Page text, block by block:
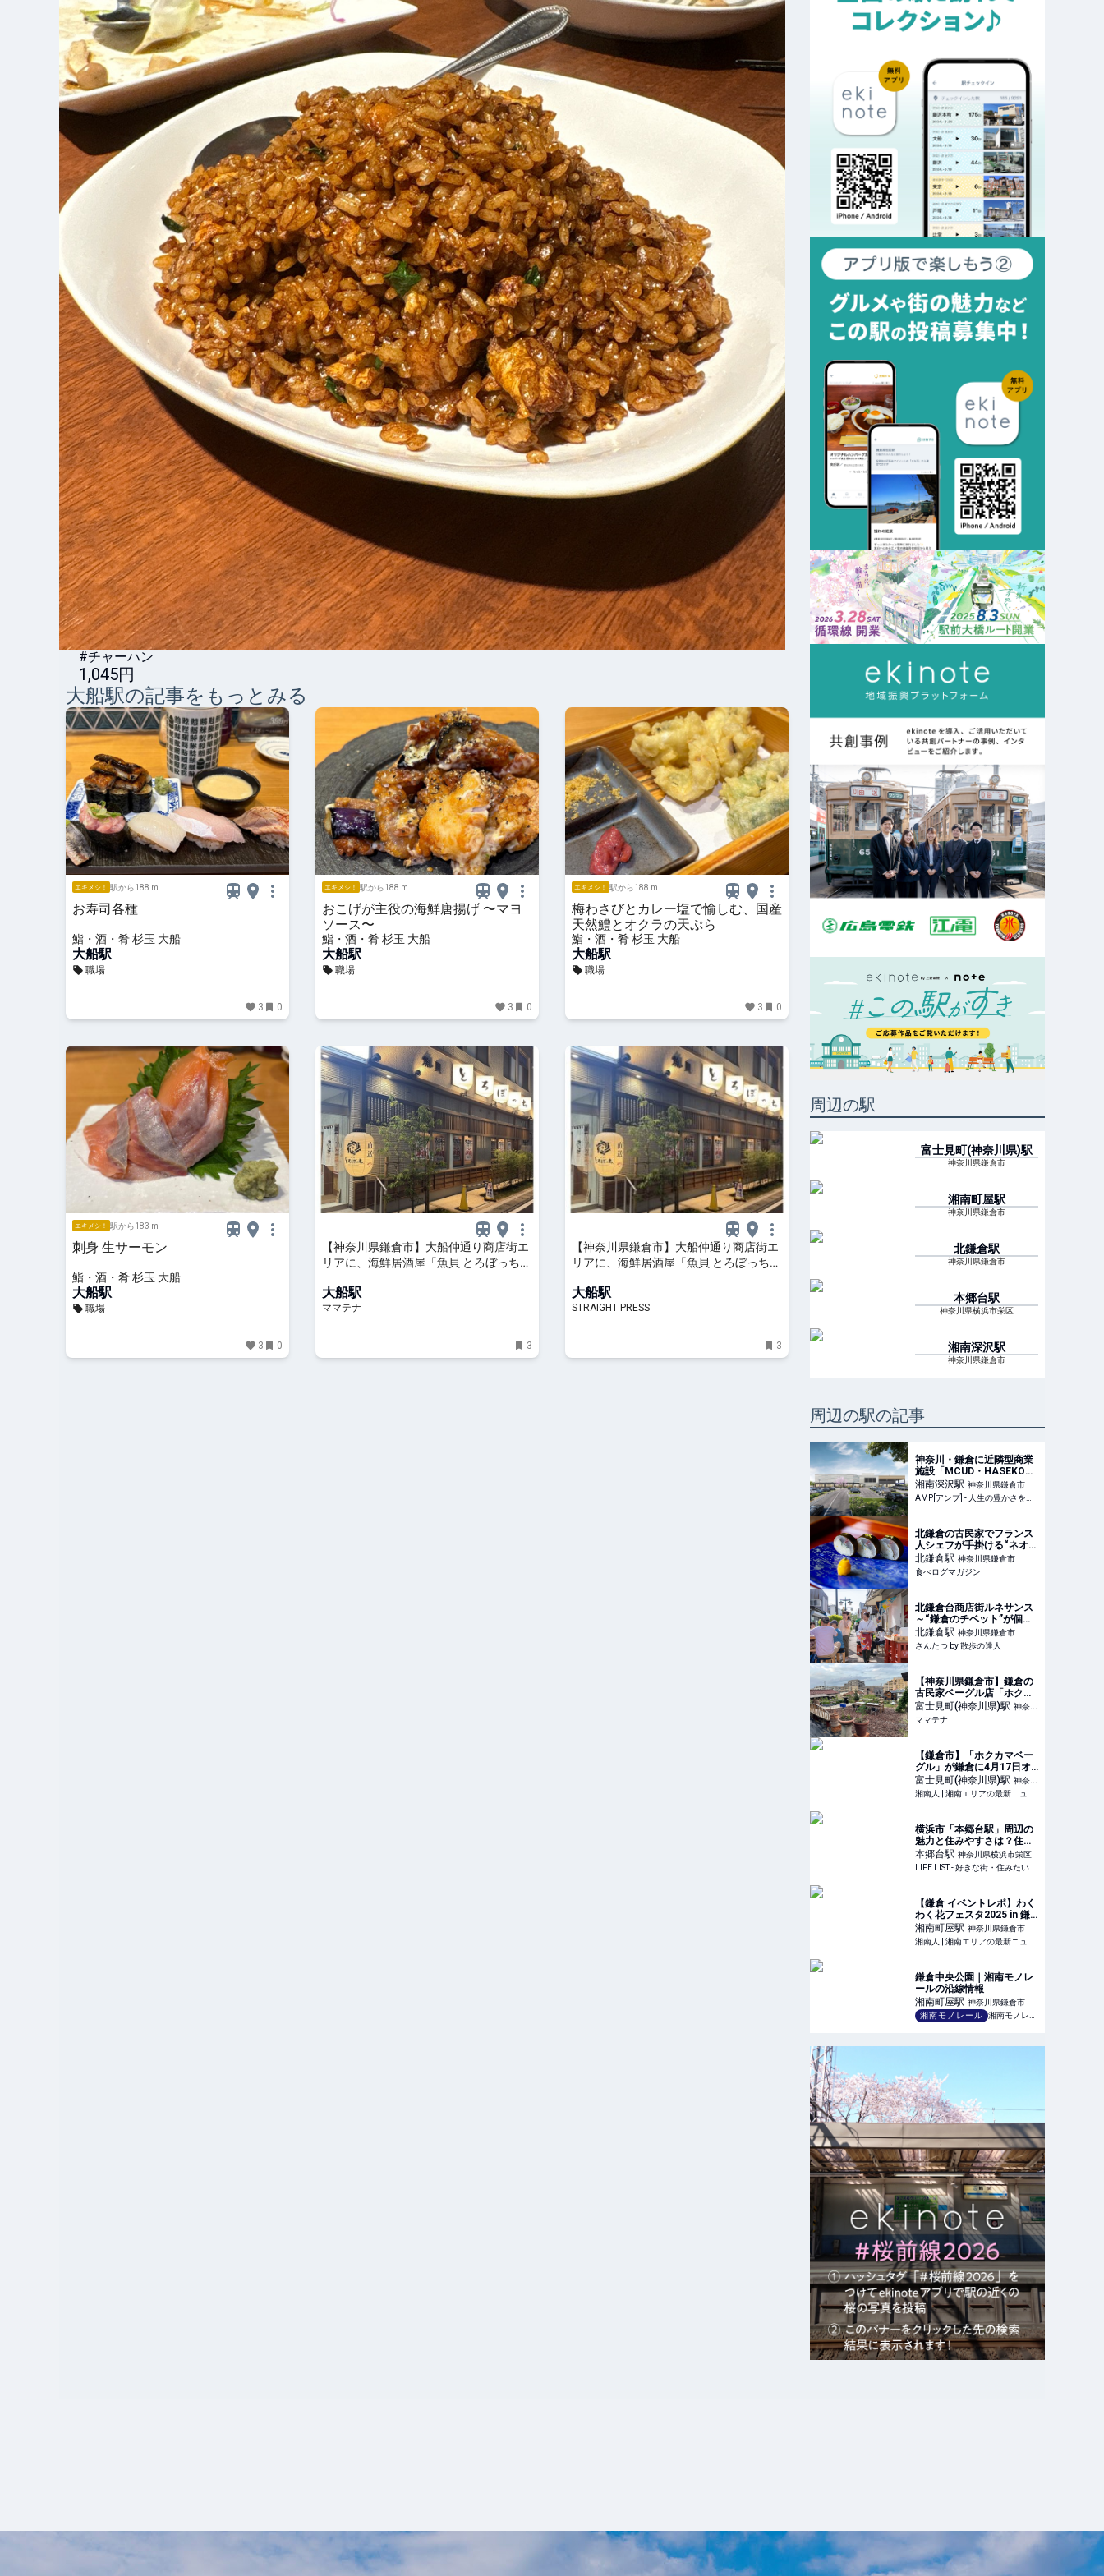
#チャーハン
1,045円
大船駅の記事をもっとみる
エキメシ！ 駅から188 m
お寿司各種
鮨・酒・肴 杉玉 大船
大船駅
職場
3 0
エキメシ！ 駅から188 m
おこげが主役の海鮮唐揚げ 〜マヨ
ソース〜
鮨・酒・肴 杉玉 大船
大船駅
職場
3 0
エキメシ！ 駅から188 m
梅わさびとカレー塩で愉しむ、国産
天然鱧とオクラの天ぷら
鮨・酒・肴 杉玉 大船
大船駅
職場
3 0
エキメシ！ 駅から183 m
刺身 生サーモン
鮨・酒・肴 杉玉 大船
大船駅
職場
3 0
【神奈川県鎌倉市】大船仲通り商店街エ
リアに、海鮮居酒屋「魚貝 とろぼっち
大船駅
ママテナ
3
【神奈川県鎌倉市】大船仲通り商店街エ
リアに、海鮮居酒屋「魚貝 とろぼっち
大船駅
STRAIGHT PRESS
3
周辺の駅
富士見町(神奈川県)駅
神奈川県鎌倉市
湘南町屋駅
神奈川県鎌倉市
北鎌倉駅
神奈川県鎌倉市
本郷台駅
神奈川県横浜市栄区
湘南深沢駅
神奈川県鎌倉市
周辺の駅の記事
神奈川・鎌倉に近隣型商業
施設「MCUD・HASEKO
Retail鎌倉梶原」が竣工 カ
インズとライフが出店 |
AMP[アンプ] - 人生の豊か
りだす新世代向けビジネス
メディア
湘南深沢駅 神奈川県鎌倉市
AMP[アンプ] - 人生の豊かさを生む瞬間を情報でつくりだす新世代向けビジネスメディア
北鎌倉の古民家でフランス
人シェフが手掛ける“ネオ懐
石” | 食べログマガジン
北鎌倉駅 神奈川県鎌倉市
食べログマガジン
北鎌倉台商店街ルネサンス
～“鎌倉のチベット”が個性
豊かな面々の力で新たなス
テージへ～｜さんたつ by
散歩の達人
北鎌倉駅 神奈川県鎌倉市
さんたつ by 散歩の達人
【神奈川県鎌倉市】鎌倉の
古民家ベーグル店「ホクカ
マベーグル」、薪と鉄板に
よる新たなBBQ体験を提供
| ママテナ
富士見町(神奈川県)駅 神奈川
県鎌倉市
ママテナ
【鎌倉市】「ホクカマベー
グル」が鎌倉に4月17日オ
ープン！古民家再生の整う
ベーグル専門店 | 湘南人
富士見町(神奈川県)駅 神奈川
県鎌倉市
湘南人 | 湘南エリアの最新ニュース・グルメ・イベント穴場情報満載！
横浜市「本郷台駅」周辺の
魅力と住みやすさは？住ん
でみた感想とおすすめした
いポイント - LIFE LIST - 好
きな街・住みたい街・私の
本郷台駅 神奈川県横浜市栄区
LIFE LIST - 好きな街・住みたい街・私の街
【鎌倉 イベントレポ】わく
わく花フェスタ2025 in 鎌
倉中央公園 - 自然の中でお
花や動物と触れ合い、笑顔
溢れるイベント！ | 湘南人
湘南町屋駅 神奈川県鎌倉市
湘南人 | 湘南エリアの最新ニュース・グルメ・イベント穴場情報満載！
鎌倉中央公園｜湘南モノレ
ールの沿線情報
湘南町屋駅 神奈川県鎌倉市
湘南モノレール
湘南モノレール株式会社